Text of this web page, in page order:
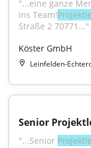
"...eine ganze
ins Team!
Straße 2 70771..."
Köster GmbH
Leinfelden-
Senior
"...Senior